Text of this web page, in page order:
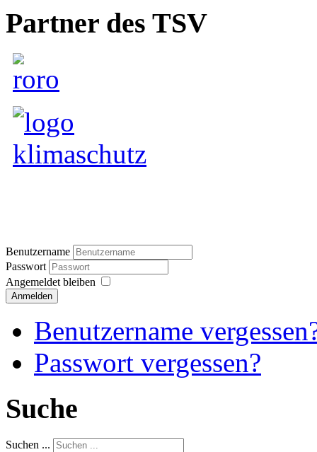
Partner des TSV
Benutzername
Passwort
Angemeldet bleiben
Anmelden
Benutzername
Passwort vergessen?
Suche
Suchen ...